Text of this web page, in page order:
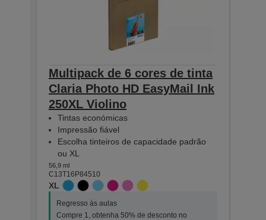
Multipack de 6 cores de tinta
Claria Photo HD EasyMail Ink
250XL Violino
Tintas económicas
Impressão fiável
Escolha tinteiros de capacidade padrão
ou XL
56,9 ml
C13T16P84510
XL
Regresso às aulas
Compre 1, obtenha 50% de desconto no